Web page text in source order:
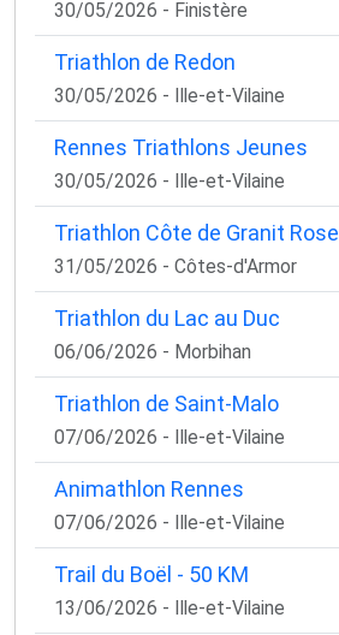
30/05/2026 - Finistère
Triathlon de Redon
30/05/2026 - Ille-et-Vilaine
Rennes Triathlons Jeunes
30/05/2026 - Ille-et-Vilaine
Triathlon Côte de Granit Rose
31/05/2026 - Côtes-d'Armor
Triathlon du Lac au Duc
06/06/2026 - Morbihan
Triathlon de Saint-Malo
07/06/2026 - Ille-et-Vilaine
Animathlon Rennes
07/06/2026 - Ille-et-Vilaine
Trail du Boël - 50 KM
13/06/2026 - Ille-et-Vilaine